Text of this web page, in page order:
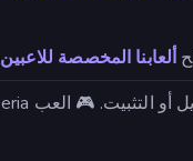
ألعابنا المخصصة للاعبين